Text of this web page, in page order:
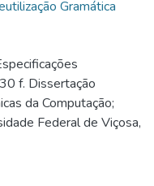
Gramática
f. Dissertação
da Computação;
Federal de Viçosa,